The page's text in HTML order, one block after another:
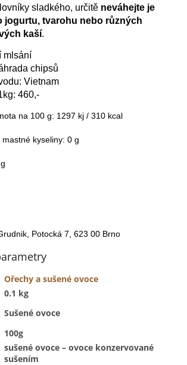
sladkého, určitě neváhejte je
jogurtu, tvarohu nebo různých
kaší.
mlsání
chipsů
Vietnam
460,-
na 100 g: 1297 kj / 310 kcal
kyseliny: 0 g
Potocká 7, 623 00 Brno
Ořechy a sušené ovoce
0.1 kg
Sušené ovoce
100g
sušené ovoce – ovoce konzervované
sušením